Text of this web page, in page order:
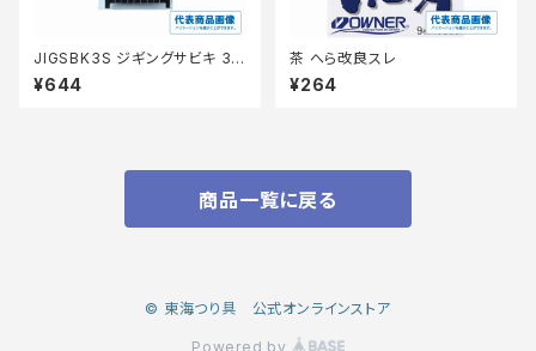
JIGSBK3S ジギングサビキ 3
本針2セット入り
¥644
茶 へら改良スレ
¥264
商品一覧に戻る
© 東海つり具 公式オンラインストア
Powered by